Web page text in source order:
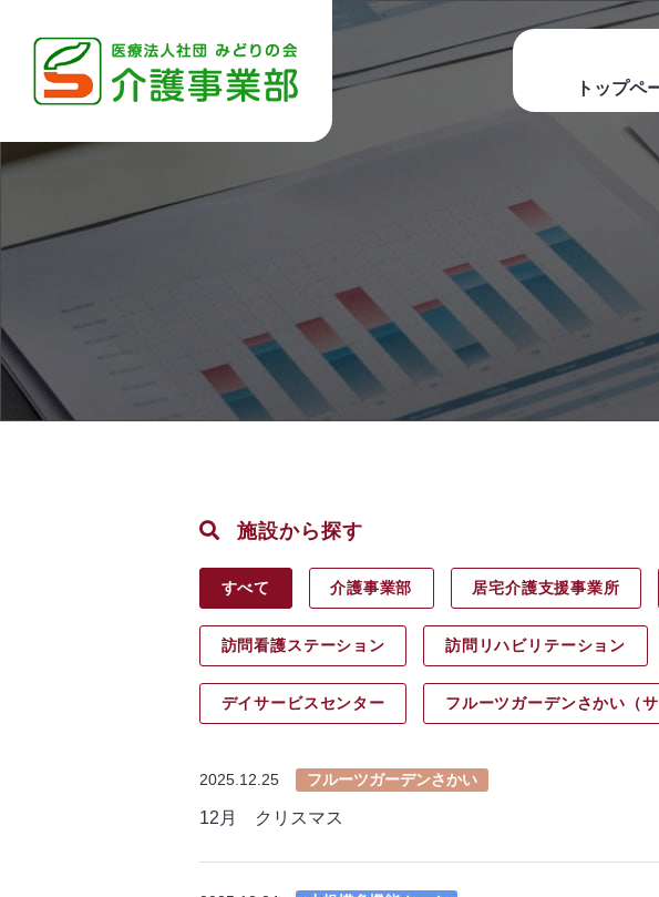
トップペ
施設から探す
すべて 介護事業部 居宅介護支援事業所
訪問看護ステーション 訪問リハビリ テーション
デイサービスセンター フルーツガーデンさかい（
2025.12.25 フルーツガーデンさかい
12月 クリスマス